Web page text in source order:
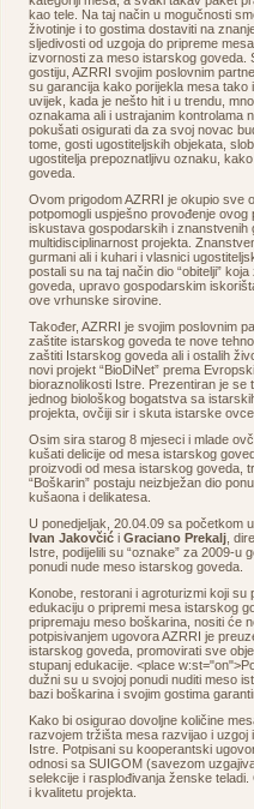
kao tele. Na taj način u mogučnosti
životinje i to gostima dostaviti na
sljedivosti od uzgoja do pripreme
izvornosti za meso istarskog goveda.
gostiju, AZRRI svojim poslovnim
su garancija kako porijekla mesa tako
uvijek, kada je nešto hit i u trendu,
oznakama ali i ustrajanim kontrolama
pokušati osigurati da za svoj novac
tome, gosti ugostiteljskih objekata,
ugostitelja prepoznatljivu oznaku,
goveda.
Ovom prigodom AZRRI je okupio sve
potpomogli uspješno provođenje
iskustava gospodarskih i znanstvenih
multidisciplinarnost projekta.
gurmani ali i kuhari i vlasnici
postali su na taj način dio “obitelji”
goveda, upravo gospodarskim
ove vrhunske sirovine.
Također, AZRRI je svojim poslovnim
zaštite istarskog goveda te nove
zaštiti Istarskog goveda ali i ostalih
novi projekt “BioDiNet” prema
bioraznolikosti Istre. Prezentiran je
jednog biološkog bogatstva sa
projekta, ovčiji sir i skuta istarske
Osim sira starog 8 mjeseci i mlade
kušati delicije od mesa istarskog
proizvodi od mesa istarskog goveda,
“Boškarin” postaju neizbježan dio
kušaona i delikatesa.
U ponedjeljak, 20.04.09 sa početkom
Ivan Jakovčić i Graciano Prekalj ,
Istre, podijelili su “oznake” za 2009-u
ponudi nude meso istarskog goveda.
Konobe, restorani i agroturizmi koji
edukaciju o pripremi mesa istarskog
pripremaju meso boškarina, nositi će
potpisivanjem ugovora AZRRI je
istarskog goveda, promovirati sve
stupanj edukacije. <place
dužni su u svojoj ponudi nuditi meso
bazi boškarina i svojim gostima
Kako bi osigurao dovoljne količine
razvojem tržišta mesa razvijao i
Istre. Potpisani su kooperantski
odnosi sa SUIGOM (savezom
selekcije i rasplođivanja ženske
i kvalitetu projekta.